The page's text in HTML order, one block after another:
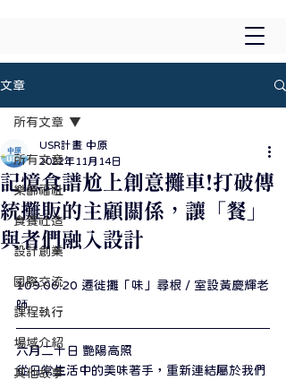
文章
所有文章
樂齡福祉
食養社造
設計創業
國際交流
課程執行
場域介紹
其他故事
所有文章
記憶食譜尬上創意攤車!打破傳
統攤販的主顧關係，讓「餐」
與者們融入設計
USR計畫 中原
2022年11月14日
109.06.20 遷徙攤「味」尋根 / 室設黃慶輝老
師⁣
六月二十日 艷陽高照
從日常生活中的美味著手，重新連結屬於我們